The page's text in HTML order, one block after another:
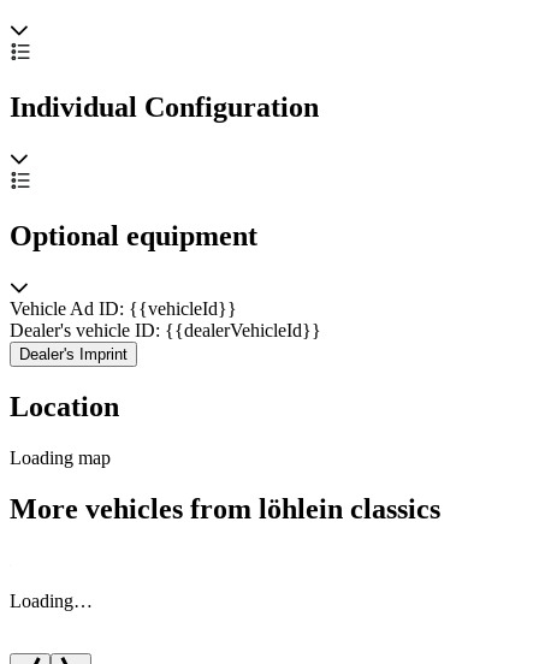
Individual Configuration
Optional equipment
Vehicle Ad ID: {{vehicleId}}
Dealer's vehicle ID: {{dealerVehicleId}}
Dealer's Imprint
Location
Loading map
More vehicles from löhlein classics
Loading…